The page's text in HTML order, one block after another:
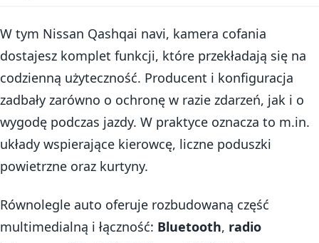
W tym Nissan Qashqai navi, kamera cofania
dostajesz komplet funkcji, które przekładają się na
codzienną użyteczność. Producent i konfiguracja
zadbały zarówno o ochronę w razie zdarzeń, jak i o
wygodę podczas jazdy. W praktyce oznacza to m.in.
układy wspierające kierowcę, liczne poduszki
powietrzne oraz kurtyny.
Równolegle auto oferuje rozbudowaną część
multimedialną i łączność: Bluetooth, radio